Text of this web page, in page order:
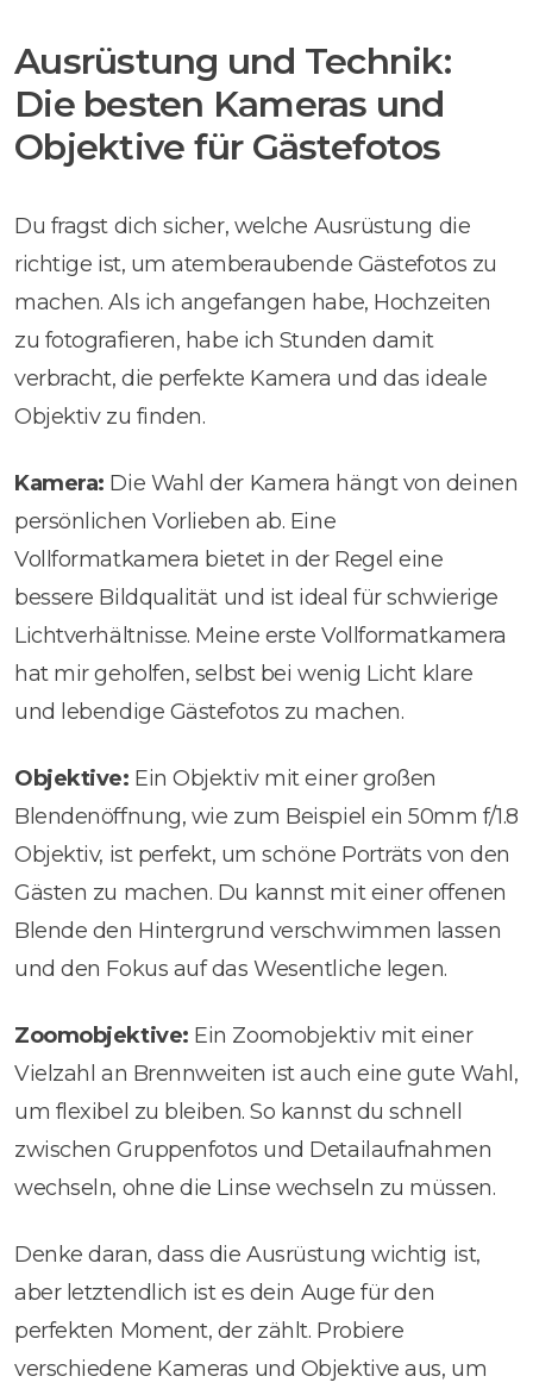
Ausrüstung und Technik:
Die besten Kameras und
Objektive für Gästefotos
Du fragst dich sicher, welche Ausrüstung die
richtige ist, um atemberaubende Gästefotos zu
machen. Als ich angefangen habe, Hochzeiten
zu fotografieren, habe ich Stunden damit
verbracht, die perfekte Kamera und das ideale
Objektiv zu finden.
Kamera: Die Wahl der Kamera hängt von deinen
persönlichen Vorlieben ab. Eine
Vollformatkamera bietet in der Regel eine
bessere Bildqualität und ist ideal für schwierige
Lichtverhältnisse. Meine erste Vollformatkamera
hat mir geholfen, selbst bei wenig Licht klare
und lebendige Gästefotos zu machen.
Objektive: Ein Objektiv mit einer großen
Blendenöffnung, wie zum Beispiel ein 50mm f/1.8
Objektiv, ist perfekt, um schöne Porträts von den
Gästen zu machen. Du kannst mit einer offenen
Blende den Hintergrund verschwimmen lassen
und den Fokus auf das Wesentliche legen.
Zoomobjektive: Ein Zoomobjektiv mit einer
Vielzahl an Brennweiten ist auch eine gute Wahl,
um flexibel zu bleiben. So kannst du schnell
zwischen Gruppenfotos und Detailaufnahmen
wechseln, ohne die Linse wechseln zu müssen.
Denke daran, dass die Ausrüstung wichtig ist,
aber letztendlich ist es dein Auge für den
perfekten Moment, der zählt. Probiere
verschiedene Kameras und Objektive aus, um